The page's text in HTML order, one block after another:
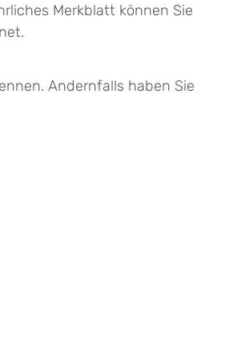
Merkblatt können Sie
Andernfalls haben Sie